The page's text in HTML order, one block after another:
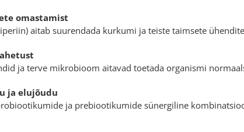
omastamist
aitab suurendada kurkumi ja teiste taimsete
ja terve mikrobioom aitavad toetada organismi
ja elujõudu
ja prebiootikumide sünergiline